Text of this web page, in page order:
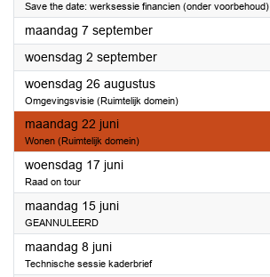
Save the date: werksessie financien (onder voorbehoud)
maandag 7 september2026
woensdag 2 september2026
woensdag 26 augustus2026
Omgevingsvisie (Ruimtelijk domein)
maandag 22 juni2026
Wonen (Ruimtelijk domein)
woensdag 17 juni2026
Raad on tour
maandag 15 juni2026
GEANNULEERD
maandag 8 juni2026
Technische sessie kaderbrief